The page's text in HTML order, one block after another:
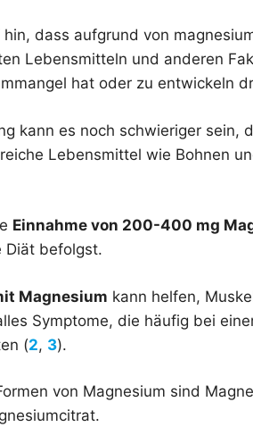
dass aufgrund von
Lebensmitteln und anderen
hat oder zu entwickeln
kann es noch schwieriger sein,
Lebensmittel wie Bohnen
Einnahme von 200-400 mg
Diät befolgst.
Magnesium kann helfen,
Symptome, die häufig bei
(2, 3).
von Magnesium sind